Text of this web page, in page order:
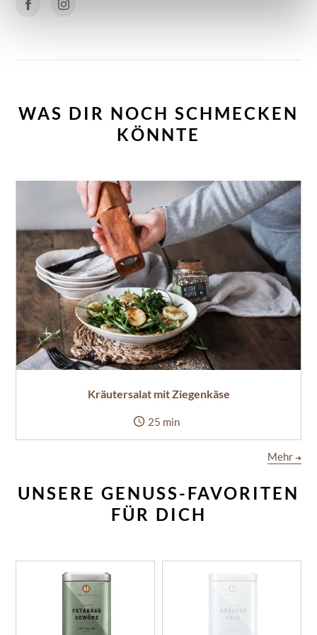
wird hiervon nicht berührt. Weitere Informationen finden
WAS DIR NOCH SCHMECKEN
KÖNNTE
Kräutersalat mit Ziegenkäse
25 min
Mehr ➔
UNSERE GENUSS-FAVORITEN
FÜR DICH